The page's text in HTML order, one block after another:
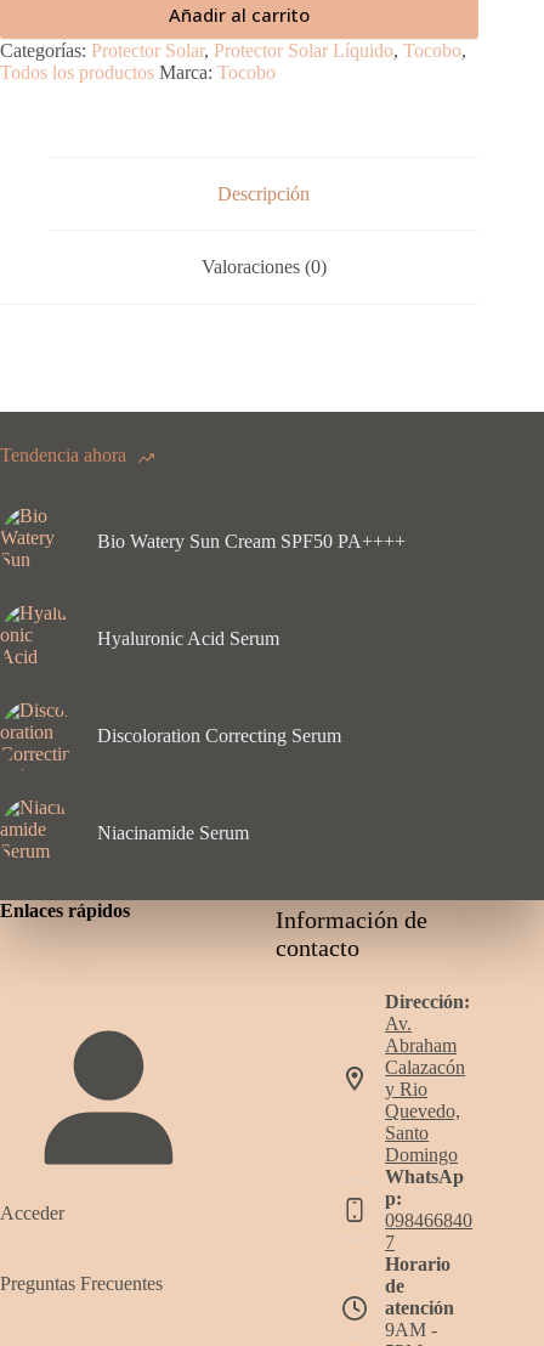
Añadir al carrito
Categorías: Protector Solar, Protector Solar Líquido, Tocobo,
Todos los productos Marca: Tocobo
Descripción
Valoraciones (0)
Tendencia ahora
Bio Watery Sun Cream SPF50 PA++++
Hyaluronic Acid Serum
Discoloration Correcting Serum
Niacinamide Serum
Enlaces rápidos
Acceder
Preguntas Frecuentes
Información de
contacto
Dirección:
Av.
Abraham
Calazacón
y Rio
Quevedo,
Santo
Domingo
WhatsAp
p:
098466840
7
Horario
de
atención
9AM -